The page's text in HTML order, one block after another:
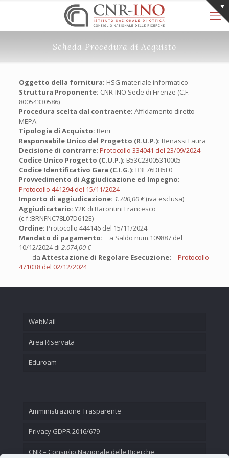
Scheda Procedura di Acquisto
Oggetto della fornitura: HSG materiale informatico
Struttura Proponente: CNR-INO Sede di Firenze (C.F.
80054330586)
Procedura scelta dal contraente: Affidamento diretto
MEPA
Tipologia di Acquisto: Beni
Responsabile Unico del Progetto (R.U.P.): Benassi Laura
Decisione di contrarre: Protocollo 334041 del 23/09/2024
Codice Unico Progetto (C.U.P.): B53C23005310005
Codice Identificativo Gara (C.I.G.): B3F76DB5F0
Provvedimento di Aggiudicazione ed Impegno:
Protocollo 441294 del 15/11/2024
Importo di aggiudicazione: 1.700,00 €(iva esclusa)
Aggiudicatario: Y2K di Barontini Francesco
(c.f.:BRNFNC78L07D612E)
Ordine: Protocollo 444146 del 15/11/2024
Mandato di pagamento: a Saldo num.109887 del
10/12/2024 di 2.074,00 €
da Attestazione di Regolare Esecuzione:
Protocollo
471038 del 02/12/2024
WebMail
Area Riservata
Eduroam
Amministrazione Trasparente
Privacy GDPR 2016/679
CNR – Consiglio Nazionale delle Ricerche